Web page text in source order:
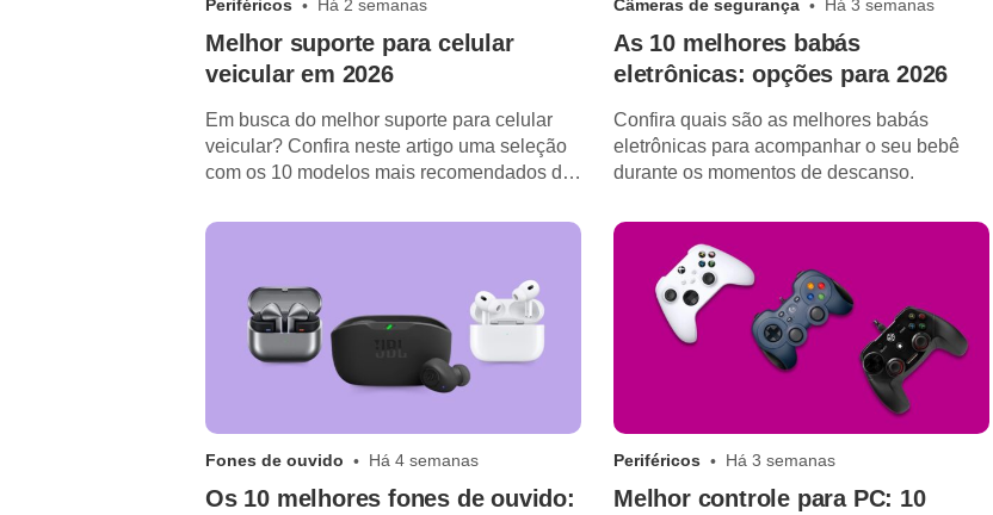
Periféricos Há 2 semanas
Melhor suporte para celular
veicular em 2026
Em busca do melhor suporte para celular
veicular? Confira neste artigo uma seleção
com os 10 modelos mais recomendados de
Câmeras de segurança Há 3 semanas
As 10 melhores babás
eletrônicas: opções para 2026
Confira quais são as melhores babás
eletrônicas para acompanhar o seu bebê
durante os momentos de descanso.
Fones de ouvido Há 4 semanas
Os 10 melhores fones de ouvido:
Periféricos Há 3 semanas
Melhor controle para PC: 10